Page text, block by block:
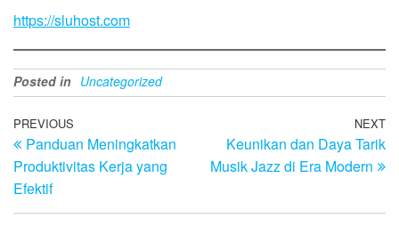
https://sluhost.com
Posted in Uncategorized
Post
navigation
Previous
Post
PREVIOUS
Panduan Meningkatkan
Produktivitas Kerja yang
Efektif
NEXT
Keunikan dan Daya Tarik
Musik Jazz di Era Modern